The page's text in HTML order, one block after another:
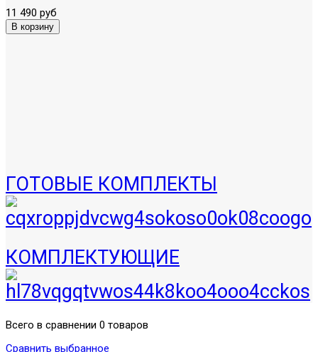
11 490 руб
ГОТОВЫЕ КОМПЛЕКТЫ
КОМПЛЕКТУЮЩИЕ
Всего в сравнении 0 товаров
Сравнить выбранное